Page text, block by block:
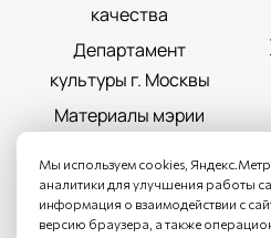
качества
Департамент
культуры г. Москвы
Материалы мэрии
Политика
конфиденциальности
Мы используем cookies,
аналитики для улучшения работы
информация о взаимодействии с
версию браузера, а также